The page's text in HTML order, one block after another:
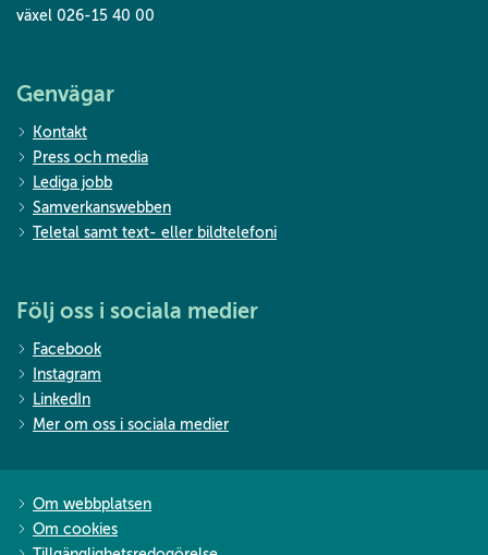
växel 026-15 40 00
Genvägar
Kontakt
Press och media
Lediga jobb
Samverkanswebben
Teletal samt text- eller bildtelefoni
Följ oss i sociala medier
Facebook
Instagram
LinkedIn
Mer om oss i sociala medier
Om webbplatsen
Om cookies